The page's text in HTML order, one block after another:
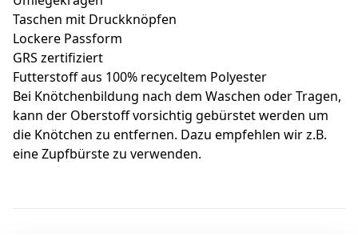
Taschen mit Druckknöpfen
Lockere Passform
GRS zertifiziert
Futterstoff aus 100% recyceltem Polyester
Bei Knötchenbildung nach dem Waschen oder Tragen,
kann der Oberstoff vorsichtig gebürstet werden um
die Knötchen zu entfernen. Dazu empfehlen wir z.B.
eine Zupfbürste zu verwenden.